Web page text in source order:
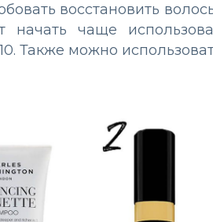
восстановить
начать чаще
Также можно